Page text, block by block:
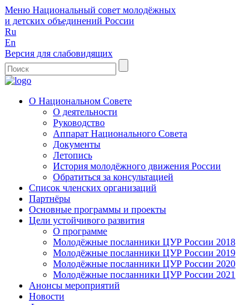
Меню Национальный совет молодёжных
и детских объединений России
Ru
En
Версия для слабовидящих
О Национальном Совете
О деятельности
Руководство
Аппарат Национального Совета
Документы
Летопись
История молодёжного движения России
Обратиться за консультацией
Список членских организаций
Партнёры
Основные программы и проекты
Цели устойчивого развития
О программе
Молодёжные посланники ЦУР России 2018
Молодёжные посланники ЦУР России 2019
Молодёжные посланники ЦУР России 2020
Молодёжные посланники ЦУР России 2021
Анонсы мероприятий
Новости